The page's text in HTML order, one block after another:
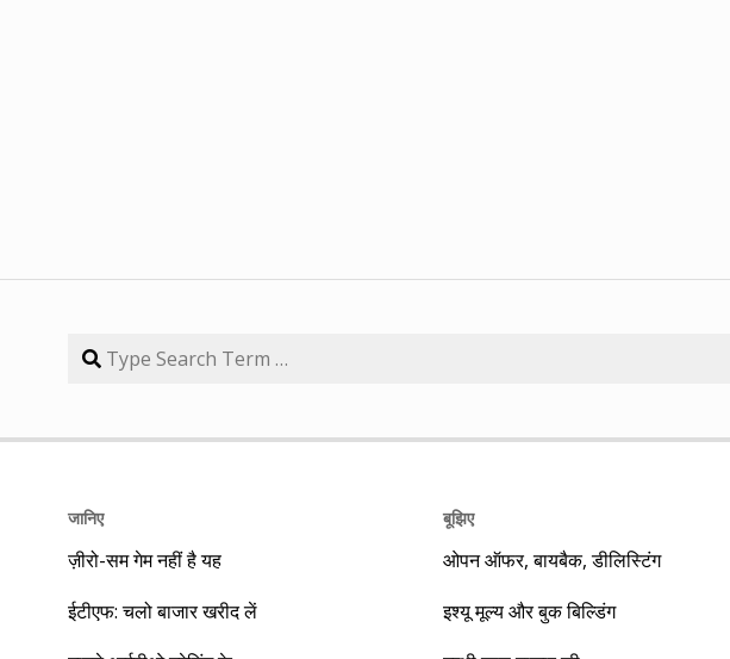
जानिए
ज़ीरो-सम गेम नहीं है यह
ईटीएफ: चलो बाजार खरीद लें
बूझिए
ओपन ऑफर, बायबैक, डीलिस्टिंग
इश्यू मूल्य और बुक बिल्डिंग